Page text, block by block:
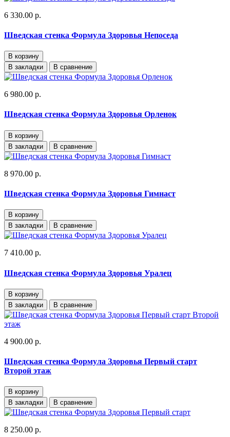
6 330.00 р.
Шведская стенка Формула Здоровья Непоседа
В корзину
В закладки
В сравнение
6 980.00 р.
Шведская стенка Формула Здоровья Орленок
В корзину
В закладки
В сравнение
8 970.00 р.
Шведская стенка Формула Здоровья Гимнаст
В корзину
В закладки
В сравнение
7 410.00 р.
Шведская стенка Формула Здоровья Уралец
В корзину
В закладки
В сравнение
4 900.00 р.
Шведская стенка Формула Здоровья Первый старт
Второй этаж
В корзину
В закладки
В сравнение
8 250.00 р.